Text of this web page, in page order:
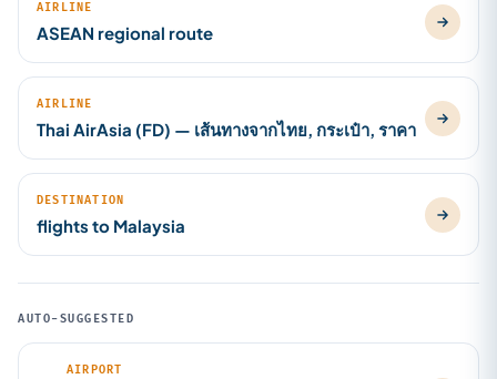
AIRLINE
ASEAN regional route
AIRLINE
Thai AirAsia (FD) — เส้นทางจากไทย, กระเป๋า, ราคา
DESTINATION
flights to Malaysia
AUTO-SUGGESTED
AIRPORT